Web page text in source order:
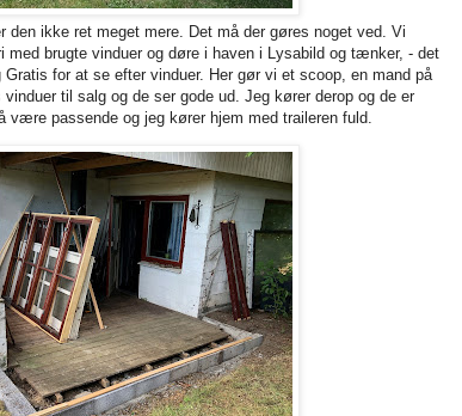
den ikke ret meget mere. Det må der gøres noget ved. Vi
med brugte vinduer og døre i haven i Lysabild og tænker, - det
for at se efter vinduer. Her gør vi et scoop, en mand på
til salg og de ser gode ud. Jeg kører derop og de er
passende og jeg kører hjem med traileren fuld.